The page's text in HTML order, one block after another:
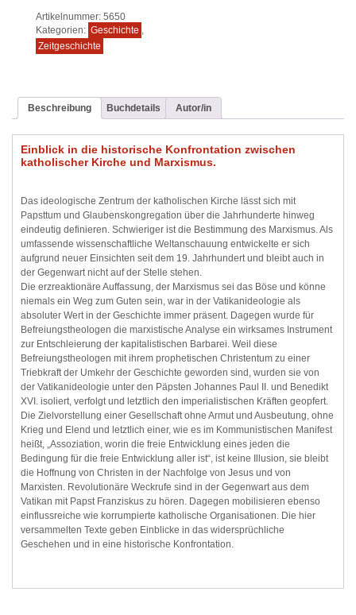
Artikelnummer: 5650
Kategorien: Geschichte ,
Zeitgeschichte
Beschreibung Buchdetails Autor/in
Einblick in die historische Konfrontation zwischen
katholischer Kirche und Marxismus.
Das ideologische Zentrum der katholischen Kirche lässt sich mit
Papsttum und Glaubenskongregation über die Jahrhunderte hinweg
eindeutig definieren. Schwieriger ist die Bestimmung des Marxismus. Als
umfassende wissenschaftliche Weltanschauung entwickelte er sich
aufgrund neuer Einsichten seit dem 19. Jahrhundert und bleibt auch in
der Gegenwart nicht auf der Stelle stehen.
Die erzreaktionäre Auffassung, der Marxismus sei das Böse und könne
niemals ein Weg zum Guten sein, war in der Vatikanideologie als
absoluter Wert in der Geschichte immer präsent. Dagegen wurde für
Befreiungstheologen die marxistische Analyse ein wirksames Instrument
zur Entschleierung der kapitalistischen Barbarei. Weil diese
Befreiungstheologen mit ihrem prophetischen Christentum zu einer
Triebkraft der Umkehr der Geschichte geworden sind, wurden sie von
der Vatikanideologie unter den Päpsten Johannes Paul II. und Benedikt
XVI. isoliert, verfolgt und letztlich den imperialistischen Kräften geopfert.
Die Zielvorstellung einer Gesellschaft ohne Armut und Ausbeutung, ohne
Krieg und Elend und letztlich einer, wie es im Kommunistischen Manifest
heißt, „Assoziation, worin die freie Entwicklung eines jeden die
Bedingung für die freie Entwicklung aller ist“, ist keine Illusion, sie bleibt
die Hoffnung von Christen in der Nachfolge von Jesus und von
Marxisten. Revolutionäre Weckrufe sind in der Gegenwart aus dem
Vatikan mit Papst Franziskus zu hören. Dagegen mobilisieren ebenso
einflussreiche wie korrumpierte katholische Organisationen. Die hier
versammelten Texte geben Einblicke in das widersprüchliche
Geschehen und in eine historische Konfrontation.